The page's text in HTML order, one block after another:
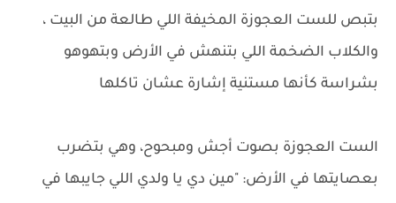
بتبص للست العجوزة المخيفة اللي طالعة من البيت ،
والكلاب الضخمة اللي بتنهش في الأرض وبتهوهو
بشراسة كأنها مستنية إشارة عشان تاكلها
الست العجوزة بصوت أجش ومبحوح، وهي بتضرب
بعصايتها في الأرض: "مين دي يا ولدي اللي جايبها في